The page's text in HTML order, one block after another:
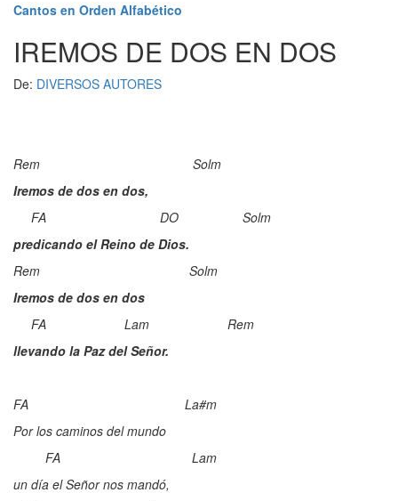
Cantos en Orden Alfabético
IREMOS DE DOS EN DOS
De: DIVERSOS AUTORES
Rem Solm
Iremos de dos en dos,
FA DO Solm
predicando el Reino de Dios.
Rem Solm
Iremos de dos en dos
FA Lam Rem
llevando la Paz del Señor.
FA La#m
Por los caminos del mundo
FA Lam
un día el Señor nos mandó,